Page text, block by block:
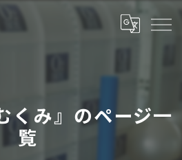
くみ』のページ一
覧